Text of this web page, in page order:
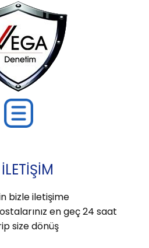
bizle iletişime
en geç 24 saat
size dönüş